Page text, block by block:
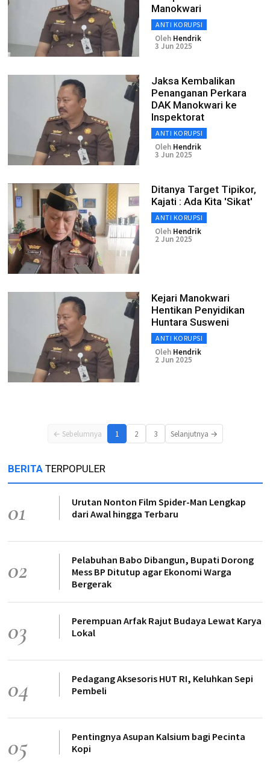
Manokwari
ANTI KORUPSI
Oleh Hendrik
3 Jun 2025
Jaksa Kembalikan
Penanganan Perkara
DAK Manokwari ke
Inspektorat
ANTI KORUPSI
Oleh Hendrik
3 Jun 2025
Ditanya Target Tipikor,
Kajati : Ada Kita 'Sikat'
ANTI KORUPSI
Oleh Hendrik
2 Jun 2025
Kejari Manokwari
Hentikan Penyidikan
Huntara Susweni
ANTI KORUPSI
Oleh Hendrik
2 Jun 2025
← Sebelumnya 1 2 3 Selanjutnya →
BERITA TERPOPULER
01
Urutan Nonton Film Spider-Man Lengkap
dari Awal hingga Terbaru
02
Pelabuhan Babo Dibangun, Bupati Dorong
Mess BP Ditutup agar Ekonomi Warga
Bergerak
03
Perempuan Arfak Rajut Budaya Lewat Karya
Lokal
04
Pedagang Aksesoris HUT RI, Keluhkan Sepi
Pembeli
05
Pentingnya Asupan Kalsium bagi Pecinta
Kopi